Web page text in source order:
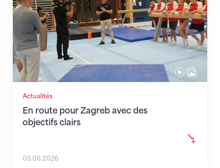
Actualités
En route pour Zagreb avec des
objectifs clairs
05.08.2026